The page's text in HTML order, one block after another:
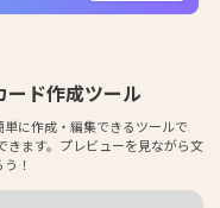
ード作成ツール
に作成・編集できるツールで
きます。プレビューを見ながら文
！